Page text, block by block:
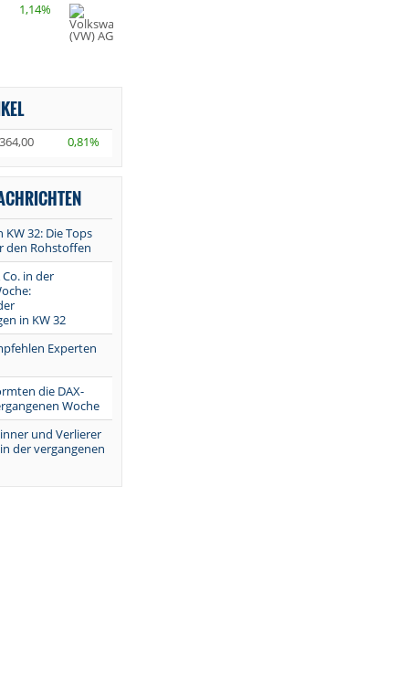
1,14%
0,81%
KW 32: Die Tops
den Rohstoffen
in der
in KW 32
Experten
die DAX-
Woche
und Verlierer
der vergangenen